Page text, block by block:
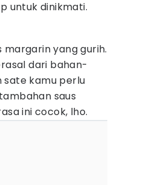
untuk dinikmati.
yang gurih.
dari bahan-
sate kamu perlu
saus
ini cocok, lho.